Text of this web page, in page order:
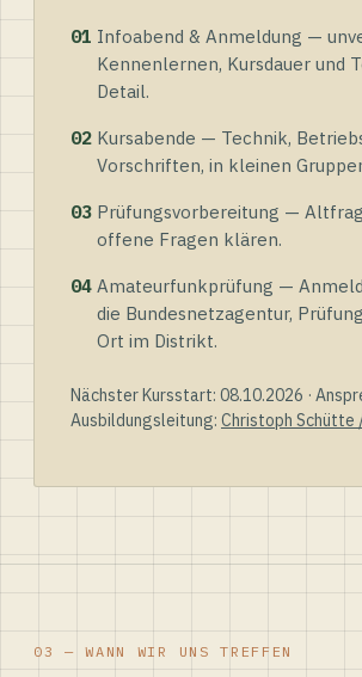
01 Infoabend & Anmeldung —
Kennenlernen, Kursdauer und
Detail.
02 Kursabende — Technik,
Vorschriften, in kleinen
03 Prüfungsvorbereitung —
offene Fragen klären.
04 Amateurfunkprüfung —
die Bundesnetzagentur,
Ort im Distrikt.
Nächster Kursstart: 08.10.2026 ·
Ausbildungsleitung: Christoph Schütte
03 — WANN WIR UNS TREFFEN